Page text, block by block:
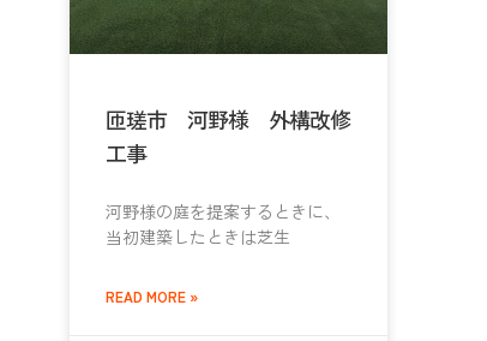
匝瑳市 河野様 外構改修
工事
河野様の庭を提案するときに、
当初建築したときは芝生
READ MORE »